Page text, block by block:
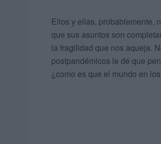
Ellos y ellas, probablemente,
que sus asuntos son
la fragilidad que nos aqueja.
postpandémicos le dé que
¿como es que el mundo en